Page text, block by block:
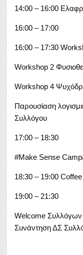
14:00 – 16:00
16:00 – 17:00
16:00 – 17:30
Workshop 2
Workshop 4
Παρουσίαση
Συλλόγου
17:00 – 18:30
#Make Sense
18:30 – 19:00
19:00 – 21:30
Welcome Συλλόγων
Συνάντηση ΔΣ